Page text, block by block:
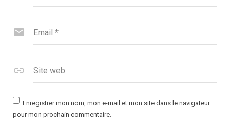
Email *
Site web
Enregistrer mon nom, mon e-mail et mon site dans le navigateur
pour mon prochain commentaire.